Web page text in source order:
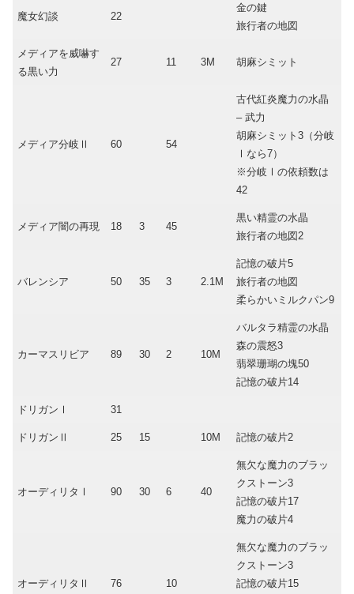
魔女幻談 22
金の鍵
旅行者の地図
メディアを威嚇す
る黒い力
27 11 3M 胡麻シミット
メディア分岐Ⅱ 60 54
古代紅炎魔力の水晶
– 武力
胡麻シミット3（分岐
Ⅰなら7）
※分岐Ⅰの依頼数は
42
メディア闇の再現 18 3 45
黒い精霊の水晶
旅行者の地図2
バレンシア 50 35 3 2.1M
記憶の破片5
旅行者の地図
柔らかいミルクパン9
カーマスリビア 89 30 2 10M
バルタラ精霊の水晶
森の震怒3
翡翠珊瑚の塊50
記憶の破片14
ドリガンⅠ 31
ドリガンⅡ 25 15 10M 記憶の破片2
オーディリタⅠ 90 30 6 40
無欠な魔力のブラッ
クストーン3
記憶の破片17
魔力の破片4
オーディリタⅡ 76 10
無欠な魔力のブラッ
クストーン3
記憶の破片15